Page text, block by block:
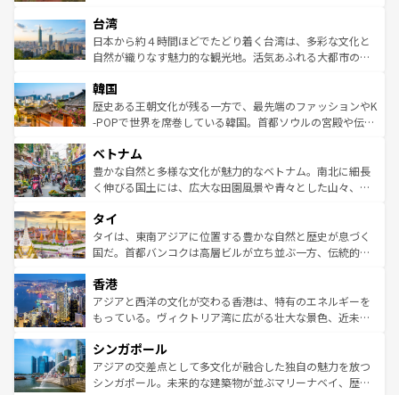
ならではの贅沢な旅のスタイルだ。 なお、新着のアメリカ
情報はコンテンツ一覧を参照してほしい。
れるおもてなしの心で訪れる人々を迎えてくれるハワイの
人々、おいしいローカルフードやハワイアンミュージッ
ク、伝統的なフラダンスなど、すべてがハワイの魅力を彩
ワイを、存分に味わってほしい。 なお、新着のハワイ情報
はコンテンツ一覧を参照してほしい。
リアリーフや大陸中央部にそびえるウルル（エアーズロッ
ク）、タスマニアの美しい原生林やケアンズの熱帯雨林な
ど、見どころがたくさん。また、カフェやワイン、オージ
いる。アクティビティも充実しており、サーフィンやダイ
ビング、ハイキングなど、アウトドア好きにはたまらな
い。オーストラリアの多彩な魅力を存分に味わいつくそ
参照してほしい。
台湾
日本から約４時間ほどでたどり着く台湾は、多彩な文化と
自然が織りなす魅力的な観光地。活気あふれる大都市の台
ン）、静ひつな山岳地帯である台湾東部など、都市の喧騒
と山間の静けさが共存しており、訪れる人に新しい発見と
驚きをもたらしてくれる。また、奥深い台湾の食文化も魅
容にもいいと評判のスイーツなど、バラエティ豊かな料理
が味わえる。 なお、新着の台湾情報は コンテンツ一覧を参
照してほしい。
韓国
歴史ある王朝文化が残る一方で、最先端のファッションやK
-POPで世界を席巻している韓国。首都ソウルの宮殿や伝統
き、地方に足を延ばせば四季折々の自然美を楽しむことが
できる。そして、キムチや焼肉、絶品のストリートフード
まで、さまざまな韓国料理が待っている。夜には、韓国な
リティに包まれながら、韓国の多彩な魅力を心ゆくまで味
わってみてほしい。 なお、新着の韓国情報はコンテンツ一
覧を参照してほしい。
ベトナム
豊かな自然と多様な文化が魅力的なベトナム。南北に細長
く伸びる国土には、広大な田園風景や青々とした山々、世
急速な発展と共に伝統が息づく。ハノイの古い町並みやホ
ーチミン市のフランス統治時代の建物も、独特の雰囲気を
醸し出している。また、バラエティの豊かさとおいしさで
とつ。フォーやバインミー、ベトナムコーヒーなどは、ぜ
ひ現地で味わいたい。どの地域を訪れてもあたたかい人々
が旅行者を迎えてくれるので、きっと忘れられない旅にな
参照してほしい。
タイ
タイは、東南アジアに位置する豊かな自然と歴史が息づく
国だ。首都バンコクは高層ビルが立ち並ぶ一方、伝統的な
の活気が交差している。北部ではチェンマイなどの山岳地
帯で自然と触れ合い、南部ではプーケットやクラビの美し
いビーチでリゾート気分を楽しむことができる。タイ料理
激する。気候は一年中温暖で、どの季節にも異なる楽しみ
が待っている。親しみやすいタイの人々、仏教を中心とし
た文化、そして多様な観光資源が、訪れる旅人を魅了し続
香港
アジアと西洋の文化が交わる香港は、特有のエネルギーを
もっている。ヴィクトリア湾に広がる壮大な景色、近未来
み、どこを訪れても感動するはず。観光スポットが密集し
ており、効率よく見どころを回れるのも魅力。息をのむよ
うな絶景から文化的な体験まで、香港を存分に楽しみ尽く
シンガポール
アジアの交差点として多文化が融合した独自の魅力を放つ
シンガポール。未来的な建築物が並ぶマリーナベイ、歴史